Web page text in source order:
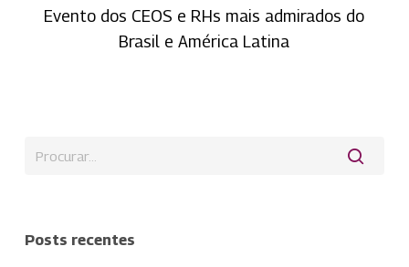
Evento dos CEOS e RHs mais admirados do
Brasil e América Latina
Posts recentes